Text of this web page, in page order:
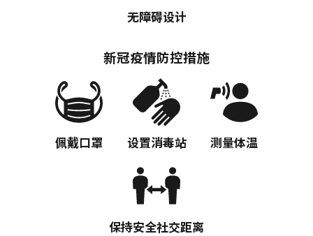
无障碍设计
新冠疫情防控措施
佩戴口罩 设置消毒站 测量体温
保持安全社交距离
复制链接